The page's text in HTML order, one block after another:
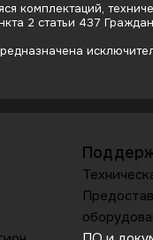
комплектаций,
2 статьи 437